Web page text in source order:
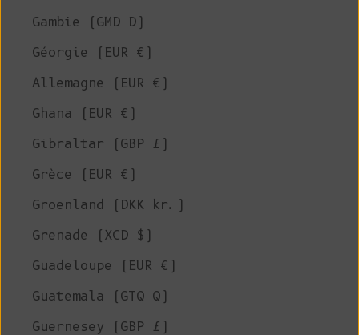
Gambie (GMD D)
Géorgie (EUR €)
Allemagne (EUR €)
Ghana (EUR €)
Gibraltar (GBP £)
Grèce (EUR €)
Groenland (DKK kr.)
Grenade (XCD $)
Guadeloupe (EUR €)
Guatemala (GTQ Q)
Guernesey (GBP £)